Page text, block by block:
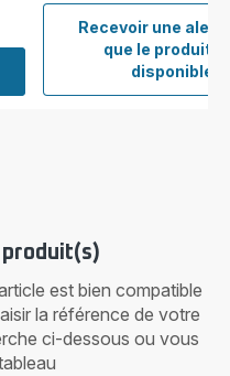
Recevoir une
que le produit
disponible
Sacs
produit(s)
est bien compatible
la référence de votre
ci-dessous ou vous